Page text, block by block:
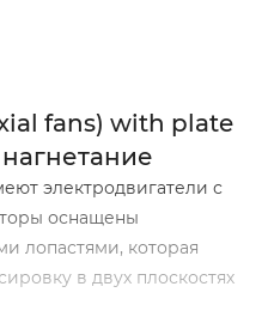
fans) with plate
электродвигатели с
оснащены
лопастями, которая
в двух плоскостях